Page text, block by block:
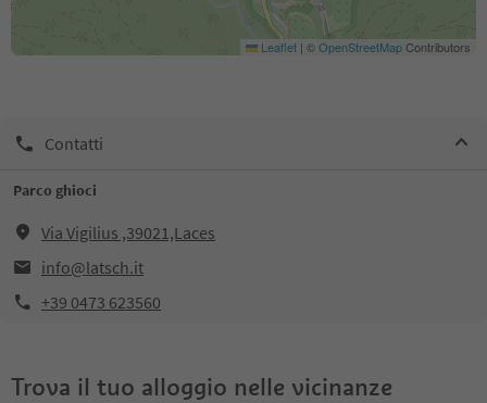
Leaflet | ©OpenStreetMapContributors
Contatti
Parco ghioci
Via Vigilius ,39021,Laces
info@latsch.it
+39 0473 623560
Trova il tuo alloggio nelle vicinanze